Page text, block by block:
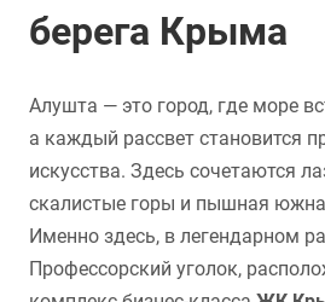
берега Крыма
Алушта — это город, где море
а каждый рассвет становится
искусства. Здесь сочетаются
скалистые горы и пышная
Именно здесь, в легендарном
Профессорский уголок,